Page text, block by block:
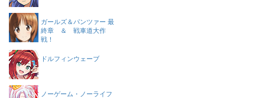
ガールズ＆パンツァー 最
終章 ＆ 戦車道大作
戦！
ドルフィンウェーブ
ノーゲーム・ノーライフ